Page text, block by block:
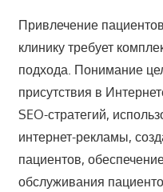
Привлечение
клинику требует
подхода. Понимание
присутствия в
SEO-стратегий,
интернет-рекламы,
пациентов,
обслуживания